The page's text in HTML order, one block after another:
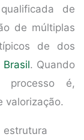
de
de múltiplas
de dos
. Quando
processo é,
valorização.
estrutura